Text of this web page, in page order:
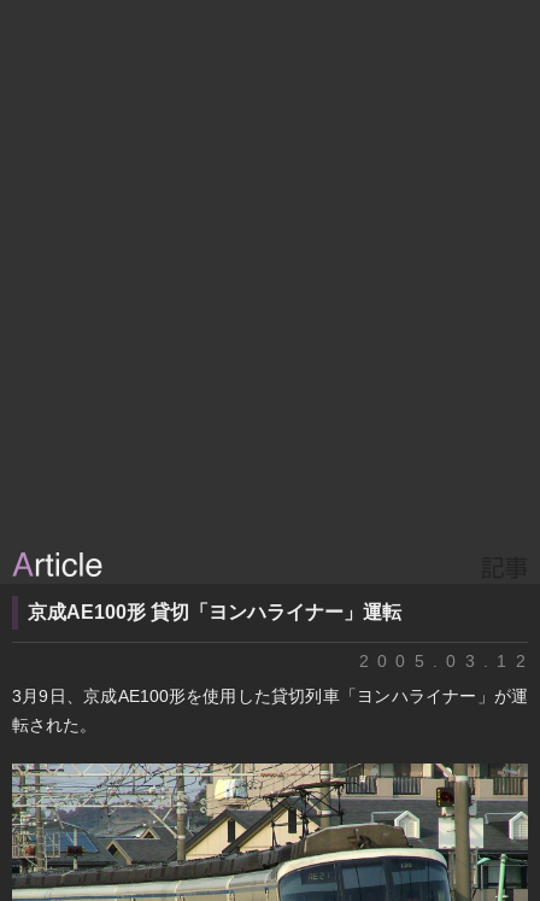
京成AE100形 貸切「ヨンハライナー」運転
2005.03.12
3月9日、京成AE100形を使用した貸切列車「ヨンハライナー」が運
転された。